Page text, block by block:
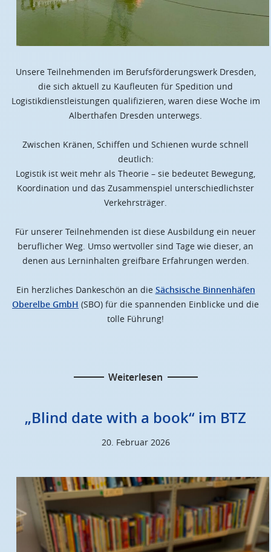
Unsere Teilnehmenden im Berufsförderungswerk Dresden,
die sich aktuell zu Kaufleuten für Spedition und
Logistikdienstleistungen qualifizieren, waren diese Woche im
Alberthafen Dresden unterwegs.
Zwischen Kränen, Schiffen und Schienen wurde schnell
deutlich:
Logistik ist weit mehr als Theorie – sie bedeutet Bewegung,
Koordination und das Zusammenspiel unterschiedlichster
Verkehrsträger.
Für unserer Teilnehmenden ist diese Ausbildung ein neuer
beruflicher Weg. Umso wertvoller sind Tage wie dieser, an
denen aus Lerninhalten greifbare Erfahrungen werden.
Ein herzliches Dankeschön an die Sächsische Binnenhäfen
Oberelbe GmbH (SBO) für die spannenden Einblicke und die
tolle Führung!
Weiterlesen
„Blind date with a book“ im BTZ
20. Februar 2026